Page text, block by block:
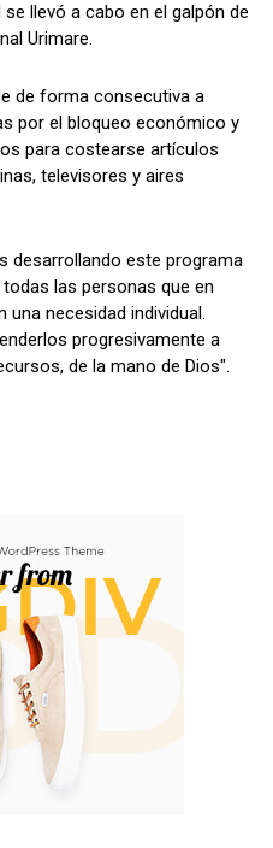
llevó a cabo en el galpón de
Urimare.
de forma consecutiva a
por el bloqueo económico y
para costearse artículos
televisores y aires
desarrollando este programa
las personas que en
necesidad individual.
progresivamente a
de la mano de Dios".